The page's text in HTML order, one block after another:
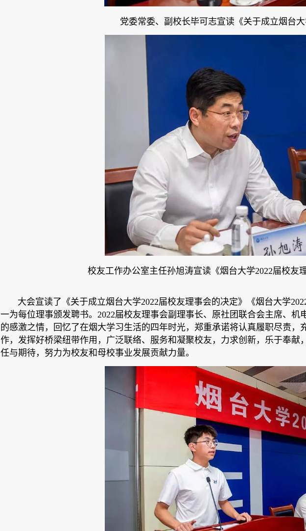
党委常委、副校长毕可志宣读《关于成立烟台
校友工作办公室主任孙旭涛宣读《烟台大学2022届校友
大会宣读了《关于成立烟台大学2022届校友理事会的决定》《烟台大学
一为每位理事颁发聘书。2022届校友理事会副理事长、原社团联合会主席、
的感激之情，回忆了在烟大学习生活的四年时光，郑重承诺将认真履职尽责
作，发挥好桥梁纽带作用，广泛联络、服务和凝聚校友，力求创新，乐于奉
任与期待，努力为校友和母校事业发展贡献力量。